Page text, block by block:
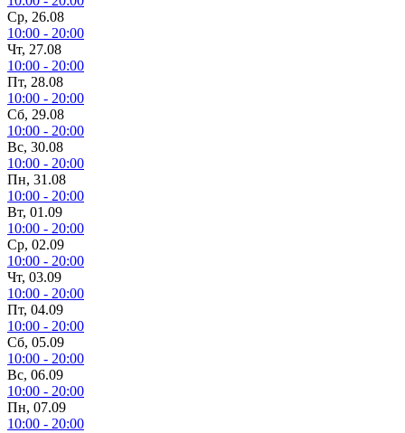
Ср, 26.08
10:00 - 20:00
Чт, 27.08
10:00 - 20:00
Пт, 28.08
10:00 - 20:00
Сб, 29.08
10:00 - 20:00
Вс, 30.08
10:00 - 20:00
Пн, 31.08
10:00 - 20:00
Вт, 01.09
10:00 - 20:00
Ср, 02.09
10:00 - 20:00
Чт, 03.09
10:00 - 20:00
Пт, 04.09
10:00 - 20:00
Сб, 05.09
10:00 - 20:00
Вс, 06.09
10:00 - 20:00
Пн, 07.09
10:00 - 20:00